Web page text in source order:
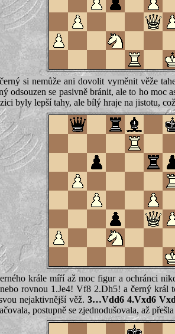
si nemůže ani dovolit vyměnit věže
odsouzen se pasivně bránit, ale to ho moc
byly lepší tahy, ale bílý hraje na jistotu,
krále míří až moc figur a ochránci
rovnou 1.Je4! Vf8 2.Dh5! a černý král
nejaktivnější věž. 3…Vdd6 4.Vxd6
postupně se zjednodušovala, až